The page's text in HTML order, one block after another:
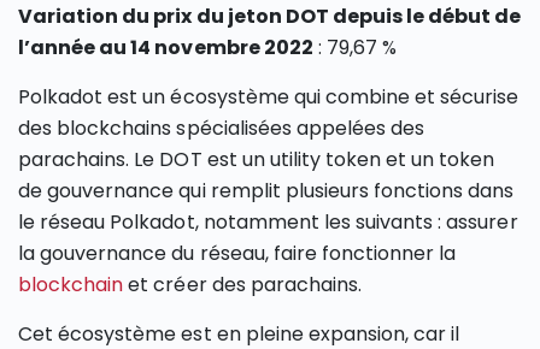
Variation du prix du jeton DOT depuis le début de
l’année au 14 novembre 2022 : 79,67 %
Polkadot est un écosystème qui combine et sécurise
des blockchains spécialisées appelées des
parachains. Le DOT est un utility token et un token
de gouvernance qui remplit plusieurs fonctions dans
le réseau Polkadot, notamment les suivants : assurer
la gouvernance du réseau, faire fonctionner la
blockchainet créer des parachains.
Cet écosystème est en pleine expansion, car il